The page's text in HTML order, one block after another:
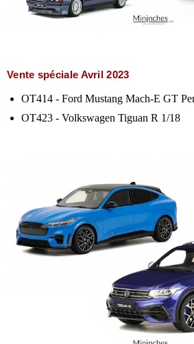
Vente spéciale Avril 2023
OT414 - Ford Mustang Mach-E GT
OT423 - Volkswagen Tiguan R 1/18